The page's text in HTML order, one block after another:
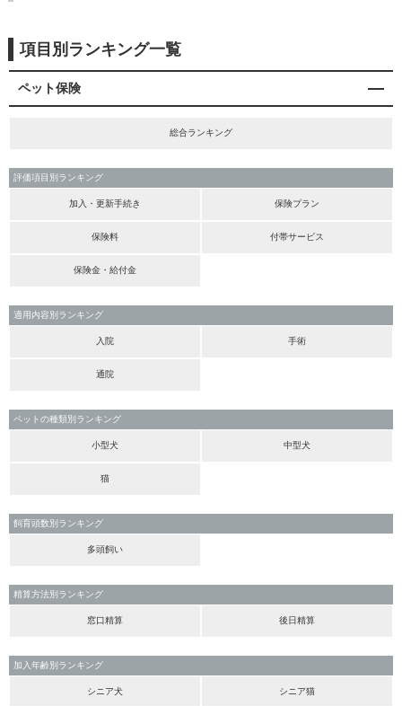
項目別ランキング一覧
ペット保険
総合ランキング
評価項目別ランキング
加入・更新手続き 保険プラン
保険料 付帯サービス
保険金・給付金
適用内容別ランキング
入院 手術
通院
ペットの種類別ランキング
小型犬 中型犬
猫
飼育頭数別ランキング
多頭飼い
精算方法別ランキング
窓口精算 後日精算
加入年齢別ランキング
シニア犬 シニア猫